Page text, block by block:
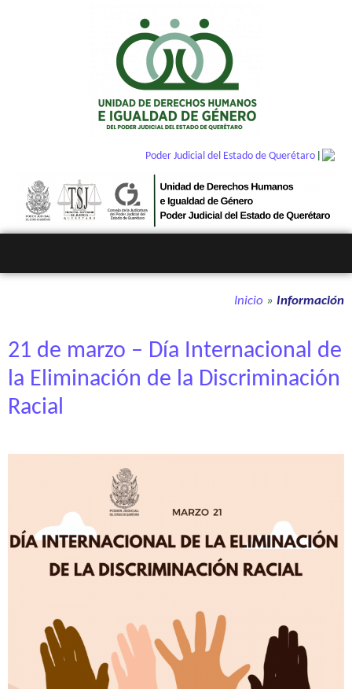
Poder Judicial del Estado de Querétaro|
Inicio » Información
21 de marzo – Día Internacional de
la Eliminación de la Discriminación
Racial